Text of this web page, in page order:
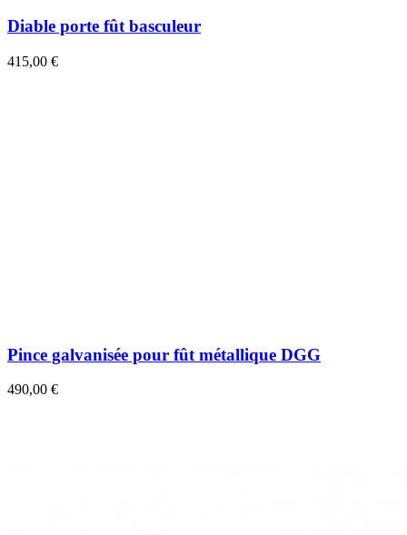
Diable porte fût basculeur
415,00 €
Pince galvanisée pour fût métallique DGG
490,00 €